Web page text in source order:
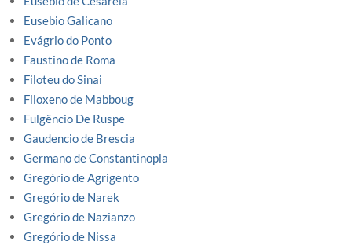
Eusebio Galicano
Evágrio do Ponto
Faustino de Roma
Filoteu do Sinai
Filoxeno de Mabboug
Fulgêncio De Ruspe
Gaudencio de Brescia
Germano de Constantinopla
Gregório de Agrigento
Gregório de Narek
Gregório de Nazianzo
Gregório de Nissa